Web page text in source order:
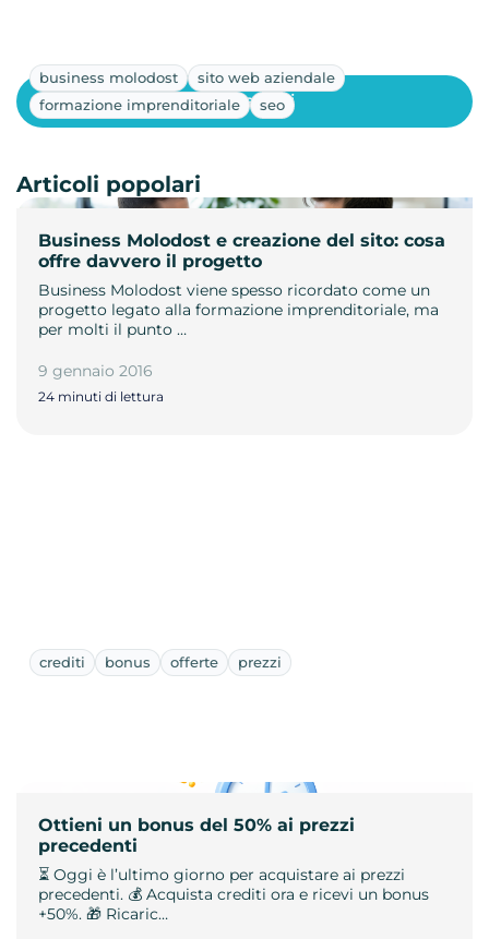
business molodost
sito web aziendale
formazione imprenditoriale
seo
Business Molodost e creazione del sito: cosa
offre davvero il progetto
Business Molodost viene spesso ricordato come un
progetto legato alla formazione imprenditoriale, ma
per molti il punto …
9 gennaio 2016
24 minuti di lettura
Mostra altri
Articoli popolari
crediti bonus offerte prezzi
Ottieni un bonus del 50% ai prezzi
precedenti
⏳ Oggi è l’ultimo giorno per acquistare ai prezzi
precedenti. 💰 Acquista crediti ora e ricevi un bonus
+50%. 🎁 Ricaric…